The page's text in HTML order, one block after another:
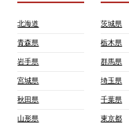
北海道
青森県
岩手県
宮城県
秋田県
山形県
茨城県
栃木県
群馬県
埼玉県
千葉県
東京都